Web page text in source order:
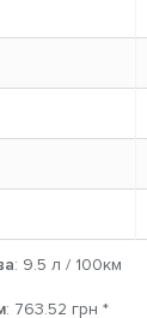
: 9.5 л / 100км
: 763.52 грн *